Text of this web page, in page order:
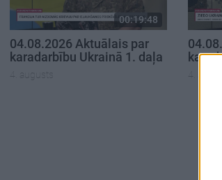
00:19:48
04.08.2026 Aktuālais par
karadarbību Ukrainā 1. daļa
4. augusts 4.